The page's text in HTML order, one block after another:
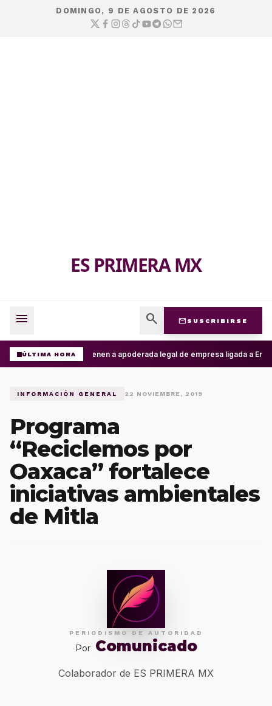
DOMINGO, 9 DE AGOSTO DE 2026
ES PRIMERA MX
menu search mail SUSCRIBIRSE
ÚLTIMA HORADetienen a apoderada legal de empresa ligada a
INFORMACIÓN GENERAL 22 NOVIEMBRE, 2019
Programa
“Reciclemos por
Oaxaca” fortalece
iniciativas ambientales
de Mitla
PERIODISMO DE AUTORIDAD
Por Comunicado
Colaborador de ES PRIMERA MX